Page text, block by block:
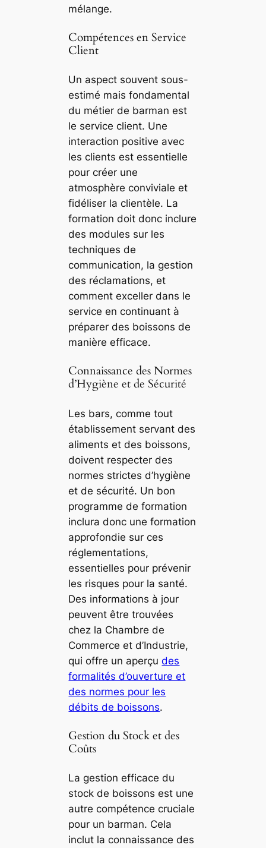
mélange.
Compétences en Service
Client
Un aspect souvent sous-
estimé mais fondamental
du métier de barman est
le service client. Une
interaction positive avec
les clients est essentielle
pour créer une
atmosphère conviviale et
fidéliser la clientèle. La
formation doit donc inclure
des modules sur les
techniques de
communication, la gestion
des réclamations, et
comment exceller dans le
service en continuant à
préparer des boissons de
manière efficace.
Connaissance des Normes
d’Hygiène et de Sécurité
Les bars, comme tout
établissement servant des
aliments et des boissons,
doivent respecter des
normes strictes d’hygiène
et de sécurité. Un bon
programme de formation
inclura donc une formation
approfondie sur ces
réglementations,
essentielles pour prévenir
les risques pour la santé.
Des informations à jour
peuvent être trouvées
chez la Chambre de
Commerce et d’Industrie,
qui offre un aperçudes
formalités d’ouverture et
des normes pour les
débits de boissons.
Gestion du Stock et des
Coûts
La gestion efficace du
stock de boissons est une
autre compétence cruciale
pour un barman. Cela
inclut la connaissance des